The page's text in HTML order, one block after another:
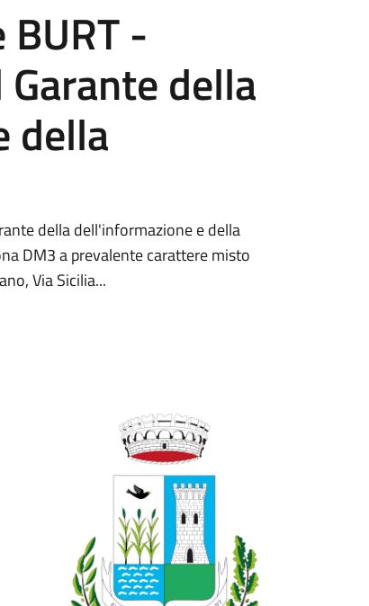
-
della
della
della dell'informazione e della
DM3 a prevalente carattere misto
Via Sicilia...